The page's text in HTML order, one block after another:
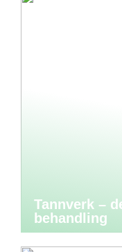
Tannverk –
behandling